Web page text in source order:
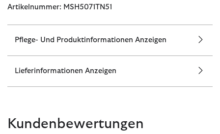
Artikelnummer: MSH5071TN51
Pflege- Und Produktinformationen Anzeigen
Lieferinformationen Anzeigen
Kundenbewertungen